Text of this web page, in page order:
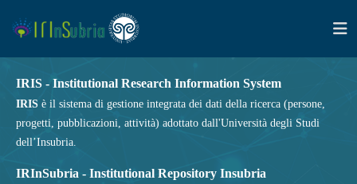
IRIS - Institutional Research Information System
IRIS è il sistema di gestione integrata dei dati della ricerca (persone,
progetti, pubblicazioni, attività) adottato dall'Università degli Studi
dell’Insubria.
IRInSubria - Institutional Repository Insubria